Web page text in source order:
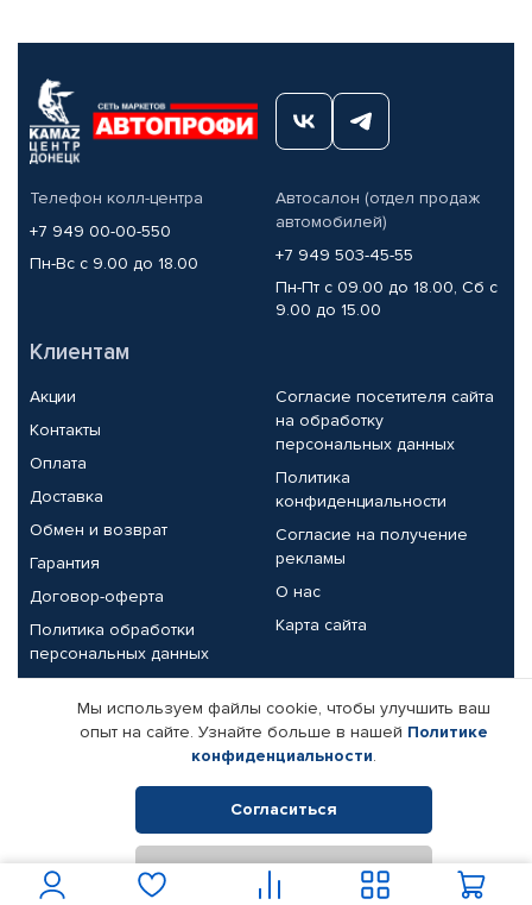
Телефон колл-центра
+7 949 00-00-550
Пн-Вс с 9.00 до 18.00
Автосалон (отдел продаж
автомобилей)
+7 949 503-45-55
Пн-Пт с 09.00 до 18.00, Сб с
9.00 до 15.00
Клиентам
Акции
Контакты
Оплата
Доставка
Обмен и возврат
Гарантия
Договор-оферта
Политика обработки
персональных данных
Согласие посетителя сайта
на обработку
персональных данных
Политика
конфиденциальности
Согласие на получение
рекламы
О нас
Карта сайта
Партнерам
Корпоративным клиентам
Поставщикам
Реквизиты компании
© КАМАЗ ЦЕНТР ДОНЕЦК, 2015-2026. Все права защищены.
Интернет-магазин автомобильных товаров Автопрофи.
Мы используем файлы cookie, чтобы улучшить ваш
опыт на сайте. Узнайте больше в нашей Политике
конфиденциальности.
Согласиться
Отклонить